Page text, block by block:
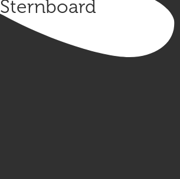
Sternboard